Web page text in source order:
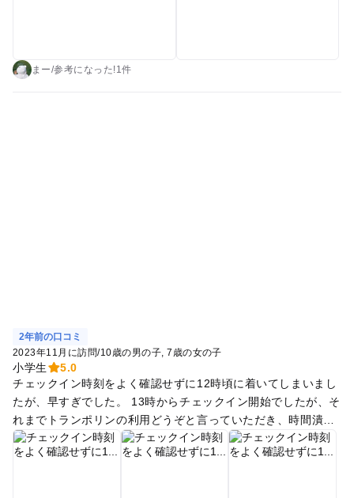
あるとのことで飼っているヤギや鴨をみんなでみます。次はま
ッフさんの体力は凄すぎます。 3つ目のアクティビティはうち
は女の子なのでアクセサリー作りしましたが、メインアクティ
ビティではスタッフさんの織田信長のお芝居による謎解きをや
ってました。 食事のバーベキューまでの間はまたトランポリン
と鬼ごっこ、こちらも完全にスタッフさん主導です。 お客さん
30人ぐらいでスタッフさん10人ぐらいでしょうか。一見スタッ
フさんが多いように思いますが、スタッフさんが寄り添ってく
まー/参考に なった!1件
2年前の口コミ
2023年11月に訪問/10歳の男の子 7歳の女の子
小学生
5.0
チェックイン時刻をよく確認せずに12時頃に着いてしまいまし
たが、早すぎでした。 13時からチェックイン開始でしたが、そ
れまでトランポリンの利用どうぞと言っていただき、時間潰し
させていただきました。 チェックインはLINEを登録してLINE
に情報入力、そこからは全てLINEで情報のやり取りをしまし